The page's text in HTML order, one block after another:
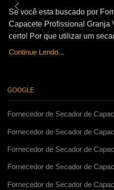
Se você esta buscado por
Capacete Profissional Granja
certo! Por que utilizar um
Continue Lendo...
GOOGLE
Fornecedor de Secador de
Fornecedor de Secador de
Fornecedor de Secador de
Fornecedor de Secador de
Fornecedor de Secador de